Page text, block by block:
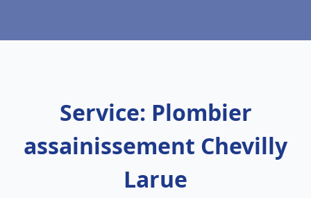
Service: Plombier
assainissement Chevilly
Larue